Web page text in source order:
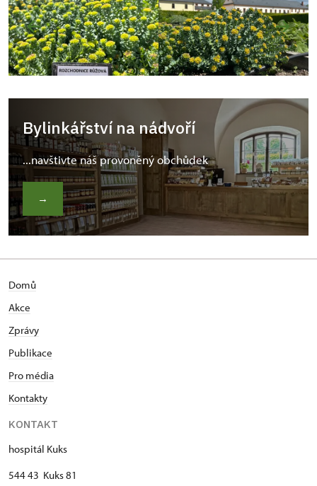
Bylinkářství na nádvoří
...navštivte náš provoněný obchůdek
→
Domů
Akce
Zprávy
Publikace
Pro média
Kontakty
KONTAKT
hospitál Kuks
544 43 Kuks 81